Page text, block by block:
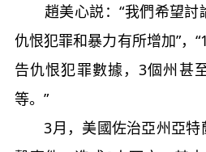
趙美心説：“我們希望討
仇恨犯罪和暴力有所增加”，
告仇恨犯罪數據，3個州甚
等。”
3月，美國佐治亞州亞特